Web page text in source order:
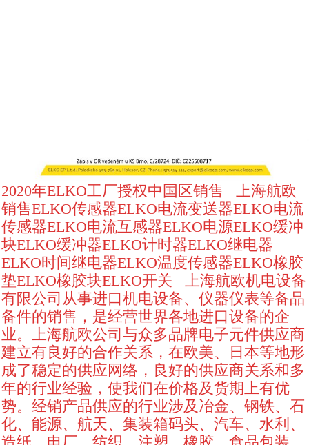
2020年ELKO工厂授权中国区销售 上海航欧
销售ELKO传感器ELKO电流变送器ELKO电流
传感器ELKO电流互感器ELKO电源ELKO缓冲
块ELKO缓冲器ELKO计时器ELKO继电器
ELKO时间继电器ELKO温度传感器ELKO橡胶
垫ELKO橡胶块ELKO开关 上海航欧机电设备
有限公司从事进口机电设备、仪器仪表等备品
备件的销售，是经营世界各地进口设备的企
业。上海航欧公司与众多品牌电子元件供应商
建立有良好的合作关系，在欧美、日本等地形
成了稳定的供应网络，良好的供应商关系和多
年的行业经验，使我们在价格及货期上有优
势。经销产品供应的行业涉及冶金、钢铁、石
化、能源、航天、集装箱码头、汽车、水利、